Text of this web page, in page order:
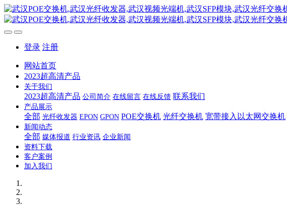
登录 注册
网站首页
2023超高清产品
关于我们
2023超高清产品 公司简介 在线留言 在线反馈 联系我们
产品展示
全部 光纤收发器 EPON GPON POE交换机 光纤交换机 宽带接入以太网交换机
新闻动态
全部 媒体报道 行业资讯 企业新闻
资料下载
客户案例
加入我们